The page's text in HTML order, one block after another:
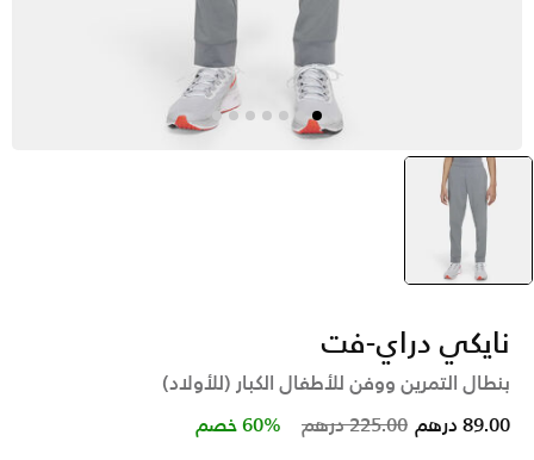
selected
رمادي
نايكي دراي-فت
بنطال التمرين ووفن للأطفال الكبار (للأولاد)
Price reduced from
225.00 درهم to 89.00 درهم 60% خصم